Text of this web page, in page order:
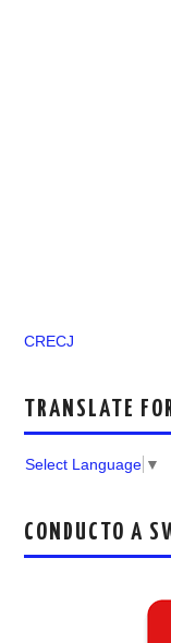
CRECJ
TRANSLATE
Select Language ▼
CONDUCTO A